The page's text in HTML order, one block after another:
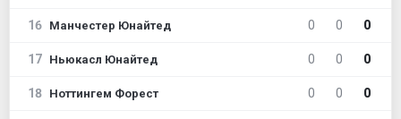
16 Манчестер Юнайтед 0 0 0
17 Ньюкасл Юнайтед 0 0 0
18 Ноттингем Форест 0 0 0